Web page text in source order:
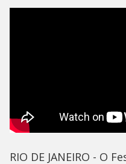
RIO DE JANEIRO - O